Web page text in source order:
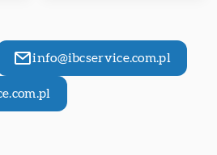
info@ibcservice.com.pl